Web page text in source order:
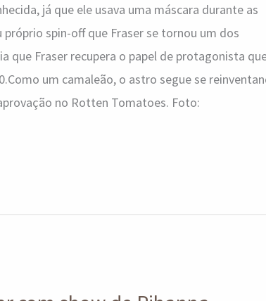
já que ele usava uma máscara durante as
spin-off que Fraser se tornou um dos
que Fraser recupera o papel de protagonista
um camaleão, o astro segue se
no Rotten Tomatoes. Foto: